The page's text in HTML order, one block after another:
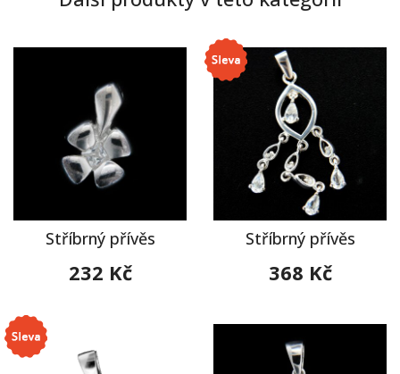
Stříbrný přívěs
232 Kč
Stříbrný přívěs
368 Kč